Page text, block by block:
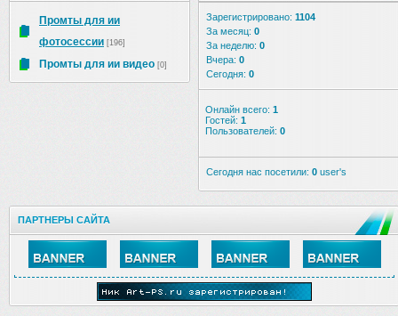
Промты для ии
фотосессии [196]
Промты для ии видео [0]
Зарегистрировано: 1104
За месяц: 0
За неделю: 0
Вчера: 0
Сегодня: 0
Онлайн всего: 1
Гостей: 1
Пользователей: 0
Сегодня нас посетили: 0 user's
ПАРТНЕРЫ САЙТА